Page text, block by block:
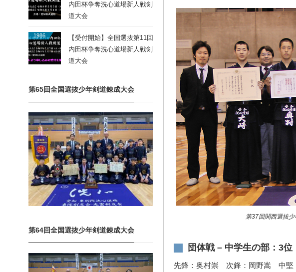
第37回関西選抜
団体戦 – 中学生の部：3
先鋒：奥村崇 次鋒：岡野嵩 中
内田杯争奪洗心道場新人戦剣
道大会
1986
【受付開始】全国選抜第11回
内田杯争奪洗心道場新人戦剣
道大会
第65回全国選抜少年剣道錬成大会
第64回全国選抜少年剣道錬成大会